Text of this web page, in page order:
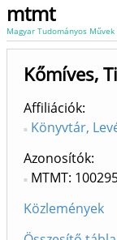
mtmt
Magyar Tudományos Művek
Kőmíves,
Affiliációk
Könyvtár,
Azonosítók
MTMT:
Közlemények